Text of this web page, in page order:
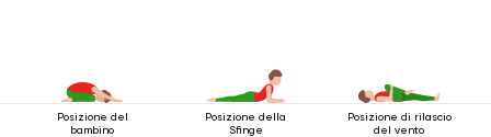
Posizione del
bambino
Posizione della
Sfinge
Posizione di rilascio
del vento